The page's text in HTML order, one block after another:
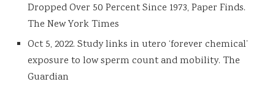
Dropped Over 50 Percent Since 1973, Paper Finds.
The New York Times
Oct 5, 2022. Study links in utero ‘forever chemical’
exposure to low sperm count and mobility. The
Guardian